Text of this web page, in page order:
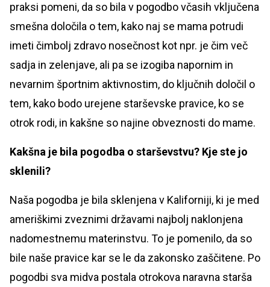
praksi pomeni, da so bila v pogodbo včasih vključena
smešna določila o tem, kako naj se mama potrudi
imeti čimbolj zdravo nosečnost kot npr. je čim več
sadja in zelenjave, ali pa se izogiba napornim in
nevarnim športnim aktivnostim, do ključnih določil o
tem, kako bodo urejene starševske pravice, ko se
otrok rodi, in kakšne so najine obveznosti do mame.
Kakšna je bila pogodba o starševstvu? Kje ste jo
sklenili?
Naša pogodba je bila sklenjena v Kaliforniji, ki je med
ameriškimi zveznimi državami najbolj naklonjena
nadomestnemu materinstvu. To je pomenilo, da so
bile naše pravice kar se le da zakonsko zaščitene. Po
pogodbi sva midva postala otrokova naravna starša